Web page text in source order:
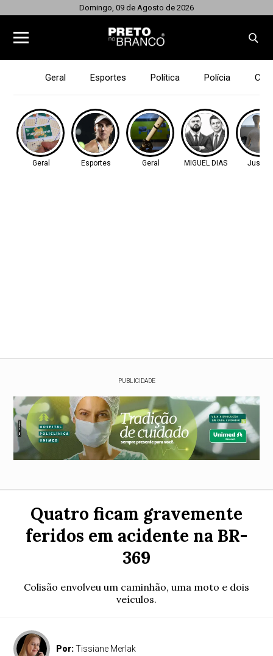
Domingo, 09 de Agosto de 2026
Geral Esportes Política Polícia
Geral Esportes Geral MIGUEL DIAS Justiça
PUBLICIDADE
Quatro ficam gravemente
feridos em acidente na BR-
369
Colisão envolveu um caminhão, uma moto e dois
veículos.
Por:Tissiane Merlak